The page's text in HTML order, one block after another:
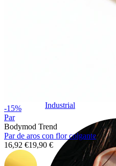
Industrial
-15%
Par
Bodymod Trend
Par de aros con flor colgante
16,92 €19,90 €